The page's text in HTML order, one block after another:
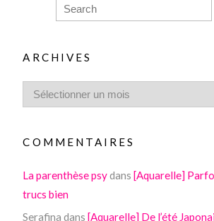
ARCHIVES
COMMENTAIRES
La parenthèse psydans[Aquarelle]
trucs bien
Serafina dans[Aquarelle] De l’été